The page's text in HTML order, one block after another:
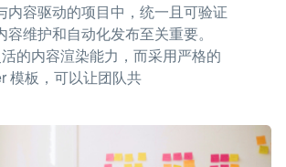
内容驱动的项目中，统一且可验证
维护和自动化发布至关重要。
的内容渲染能力，而采用严格的
模板，可以让团队共